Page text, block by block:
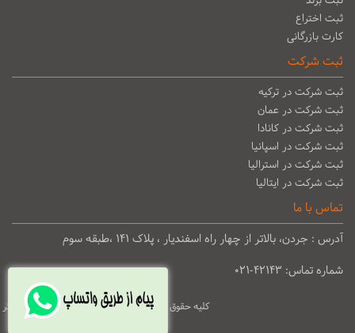
ثبت اختراع
کارت بازرگانی
ثبت شرکت
ثبت شرکت در ترکیه
ثبت شرکت در عمان
ثبت شرکت در کانادا
ثبت شرکت در اسپانیا
ثبت شرکت در استرالیا
ثبت شرکت در ایتالیا
تماس با ما
آدرس : جردن، بالاتر از چهار راه اسفندیار ، پلاک ۱۴۱ ،طبقه سوم
شماره تماس: 42143-021
کلیه حقوق مادی و معنوی برای موسسه حقوقی فکر برتر